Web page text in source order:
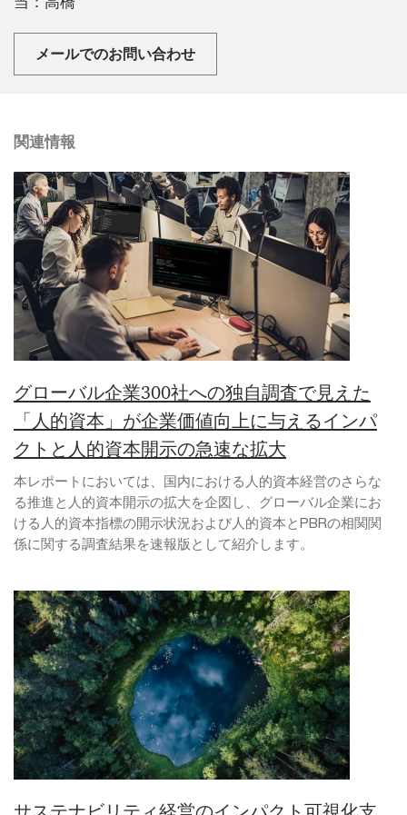
メールでのお問い合わせ
関連情報
グローバル企業300社への独自調査で見えた
「人的資本」が企業価値向上に与えるインパ
クトと人的資本開示の急速な拡大
本レポートにおいては、国内における人的資本経営のさらな
る推進と人的資本開示の拡大を企図し、グローバル企業にお
ける人的資本指標の開示状況および人的資本とPBRの相関関
係に関する調査結果を速報版として紹介します。